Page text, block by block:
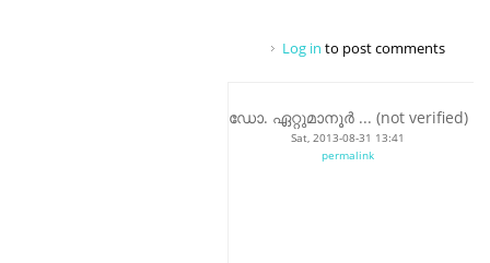
Log in to post comments
ഡോ. ഏറ്റുമാനൂർ ... (not verified)
Sat, 2013-08-31 13:41
permalink